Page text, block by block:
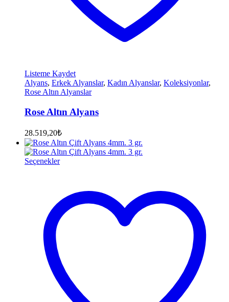
Listeme Kaydet
Alyans, Erkek Alyanslar, Kadın Alyanslar, Koleksiyonlar,
Rose Altın Alyanslar
Rose Altın Alyans
28.519,20₺
Seçenekler